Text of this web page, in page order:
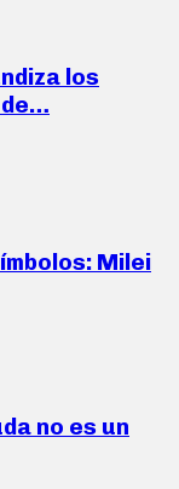
los
de…
Milei
no es un